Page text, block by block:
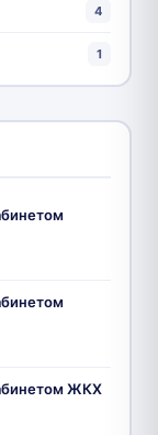
4
1
ЖКХ